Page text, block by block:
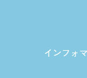
インフォ